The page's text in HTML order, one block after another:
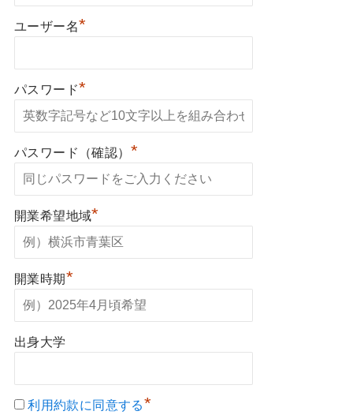
ユーザー名*
パスワード*
パスワード（確認） *
開業希望地域*
開業時期*
出身大学
利用約款に同意する*